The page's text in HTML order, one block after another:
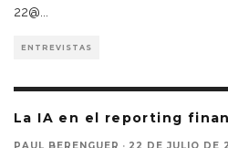
22@
ENTREVISTAS
La IA en el reporting